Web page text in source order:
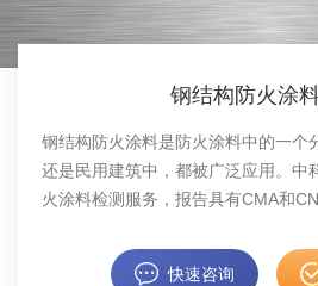
钢结构防火涂
钢结构防火涂料是防火涂料中的一个
还是民用建筑中，都被广泛应用。中
火涂料检测服务，报告具有CMA和
快速咨询